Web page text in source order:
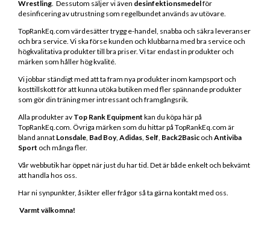
Wrestling Dessutom säljer vi även desinfektionsmedelför
desinficering av utrustning som regelbundet används av utövare.
TopRankEq.com värdesätter trygg e-handel, snabba och säkra leveranser
och bra service. Vi ska förse kunden och klubbarna med bra service och
högkvalitativa produkter till bra priser. Vi tar endast in produkter och
märken som håller hög kvalité.
Vi jobbar ständigt med att ta fram nya produkter inom kampsport och
kosttillskott för att kunna utöka butiken med fler spännande produkter
som gör din träning mer intressant och framgångsrik.
Alla produkter av Top Rank Equipment kan du köpa här på
TopRankEq.com. Övriga märken som du hittar på TopRankEq.com är
bland annat Lonsdale Bad Boy, Adidas Self Back2Basic och Antiviba
Sport och många fler.
Vår webbutik har öppet när just du har tid. Det är både enkelt och bekvämt
att handla hos oss.
Har ni synpunkter, åsikter eller frågor så ta gärna kontakt med oss.
Varmt välkomna!